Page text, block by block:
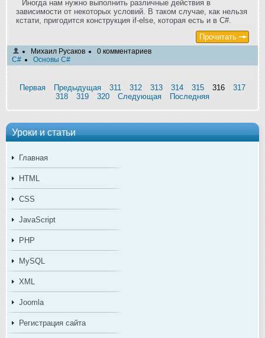
Уроки и статьи
Главная
HTML
CSS
JavaScript
PHP
MySQL
XML
Joomla
Регистрация сайта
Иногда нам нужно выполнить различные действия в
зависимости от некоторых условий. В таком случае, как нельзя
кстати, пригодится конструкция if-else, которая есть и в C#.
Прочитать
Михаил Русаков
0 комментариев
C#
Основы C#
Первая Предыдущая 311 312 313 314 315 316
317
318
319 320 Следующая Последняя